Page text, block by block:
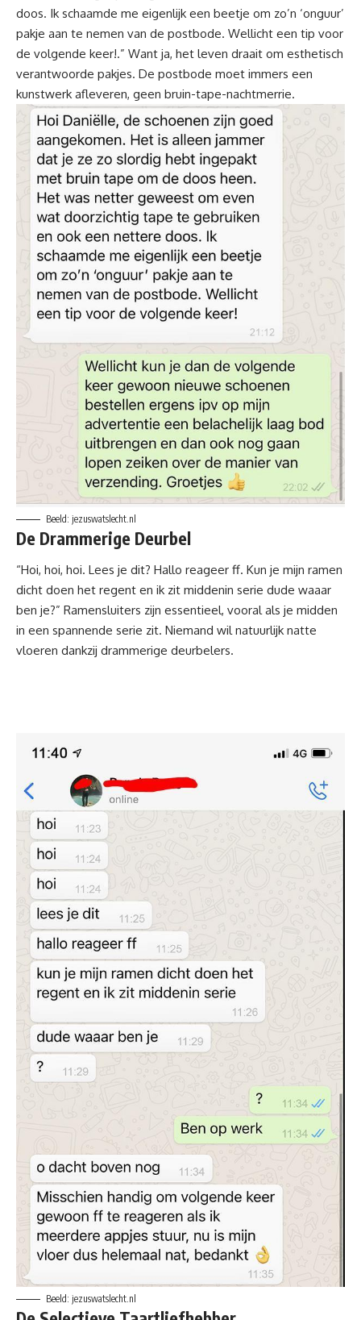
doos. Ik schaamde me eigenlijk een beetje om zo’n ‘onguur’
pakje aan te nemen van de postbode. Wellicht een tip voor
de volgende keer!.” Want ja, het leven draait om esthetisch
verantwoorde pakjes. De postbode moet immers een
kunstwerk afleveren, geen bruin-tape-nachtmerrie.
Beeld: jezuswatslecht.nl
De Drammerige Deurbel
“Hoi, hoi, hoi. Lees je dit? Hallo reageer ff. Kun je mijn ramen
dicht doen het regent en ik zit middenin serie dude waaar
ben je?” Ramensluiters zijn essentieel, vooral als je midden
in een spannende serie zit. Niemand wil natuurlijk natte
vloeren dankzij drammerige deurbelers.
Beeld: jezuswatslecht.nl